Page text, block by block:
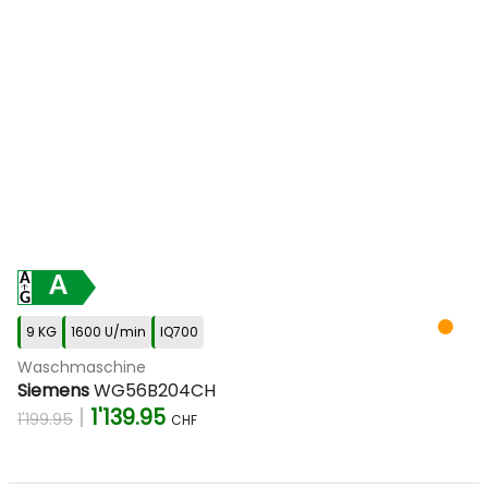
A
9 KG 1600 U/min IQ700
Waschmaschine
SiemensWG56B204CH
1'199.95 1'139.95 CHF